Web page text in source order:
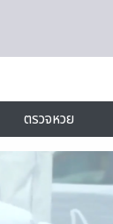
ตรวจหวย